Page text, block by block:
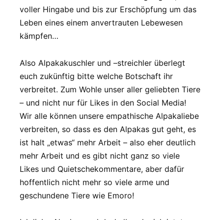
voller Hingabe und bis zur Erschöpfung um das
Leben eines einem anvertrauten Lebewesen
kämpfen…
Also Alpakakuschler und –streichler überlegt
euch zukünftig bitte welche Botschaft ihr
verbreitet. Zum Wohle unser aller geliebten Tiere
– und nicht nur für Likes in den Social Media!
Wir alle können unsere empathische Alpakaliebe
verbreiten, so dass es den Alpakas gut geht, es
ist halt „etwas“ mehr Arbeit – also eher deutlich
mehr Arbeit und es gibt nicht ganz so viele
Likes und Quietschekommentare, aber dafür
hoffentlich nicht mehr so viele arme und
geschundene Tiere wie Emoro!